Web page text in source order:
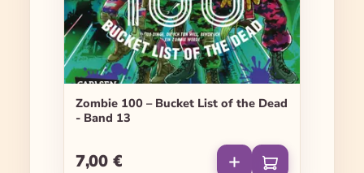
Zombie 100 – Bucket List of the Dead
- Band 13
Regulärer Preis:
7,00 €